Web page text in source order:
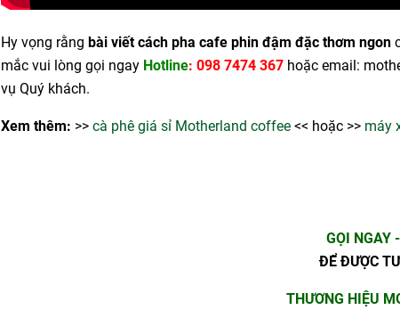
Hy vọng rằng bài viết cách pha cafe phin đậm đặc thơm ngon
mắc vui lòng gọi ngay Hotline: 098 7474 367hoặc email:
vụ Quý khách.
Xem thêm: >> cà phê giá sỉ Motherland coffee<< hoặc >> máy
GỌI NGAY
ĐỂ ĐƯỢC
THƯƠNG HIỆU